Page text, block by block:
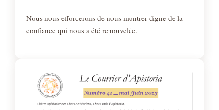
Nous nous efforcerons de nous montrer digne de la
confiance qui nous a été renouvelée.